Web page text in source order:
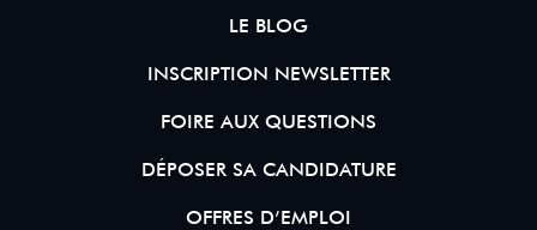
LE BLOG
INSCRIPTION NEWSLETTER
FOIRE AUX QUESTIONS
DÉPOSER SA CANDIDATURE
OFFRES D’EMPLOI